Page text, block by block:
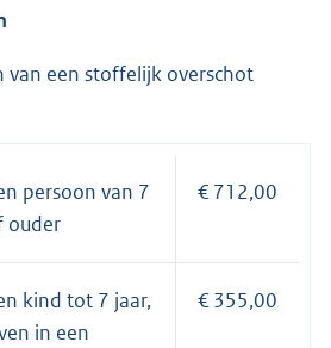
van een stoffelijk overschot
persoon van 7
ouder
€ 712,00
kind tot 7 jaar,
in een
€ 355,00